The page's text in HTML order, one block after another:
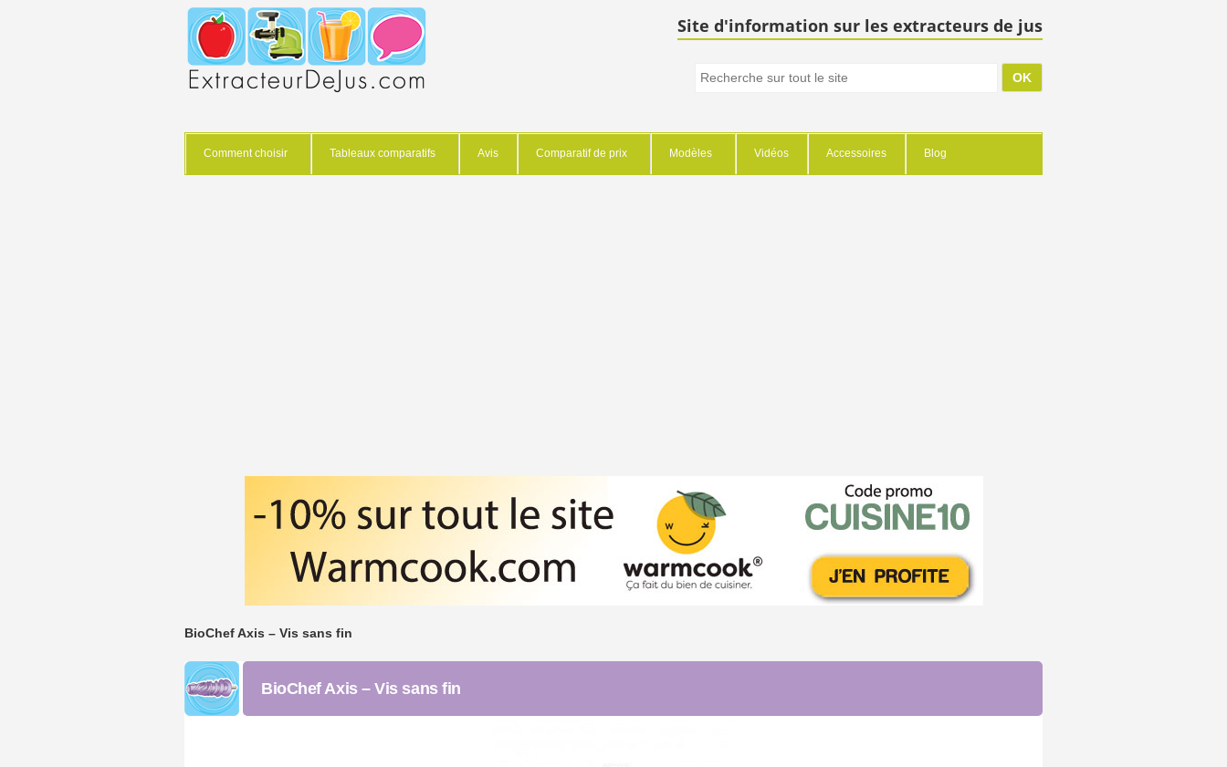
Site d'information sur les extracteurs de jus
Comment choisir Tableaux comparatifs Avis Comparatif de prix Modèles Vidéos Accessoires Blog
BioChef Axis – Vis sans fin
BioChef Axis – Vis sans fin